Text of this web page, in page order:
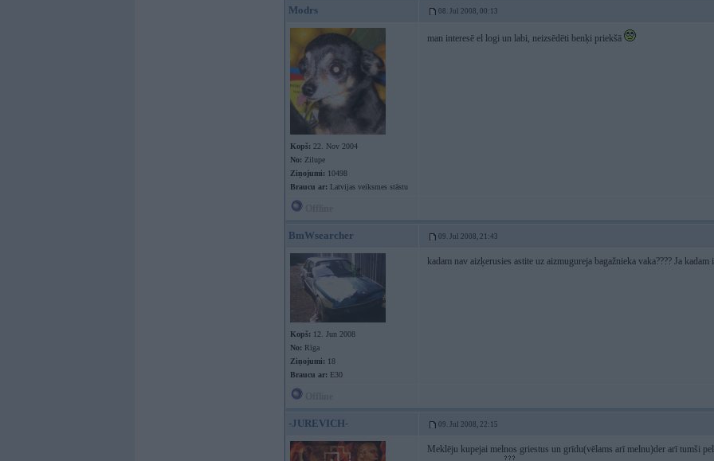
Modrs 08. Jul 2008, 00:13
Kopš: 22. Nov 2004
No: Zilupe
Ziņojumi: 10498
Braucu ar: Latvijas veiksmes stāstu
man interesē el logi un labi, neizsēdēti benķi priekšā
BmWsearcher 09. Jul 2008, 21:43
Kopš: 12. Jun 2008
No: Rīga
Ziņojumi: 18
Braucu ar: E30
kadam nav aizķerusies astite uz aizmugureja bagažnieka vaka???? Ja
-JUREVICH- 09. Jul 2008, 22:15
Meklēju kupejai melnos griestus un grīdu(vēlams arī melnu)der arī tumši